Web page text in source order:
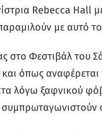
Rebecca Hall
με αυτό το
στο Φεστιβάλ του
και όπως
λόγω ξαφνικού